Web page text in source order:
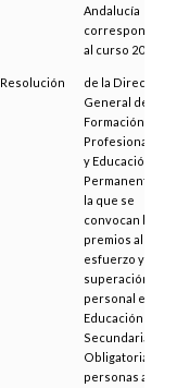
Andalucía
al curso 2017-
Resolución
de la Dirección
General de
Formación
Profesional
y Educación
Permanente,
la que se
convocan los
premios al
esfuerzo y a la
superación
personal en
Educación
Secundaria
Obligatoria para
personas